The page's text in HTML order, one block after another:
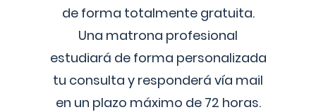
de forma totalmente gratuita.
Una matrona profesional
estudiará de forma personalizada
tu consulta y responderá vía mail
en un plazo máximo de 72 horas.